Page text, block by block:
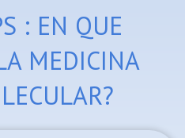
: EN QUE
MEDICINA